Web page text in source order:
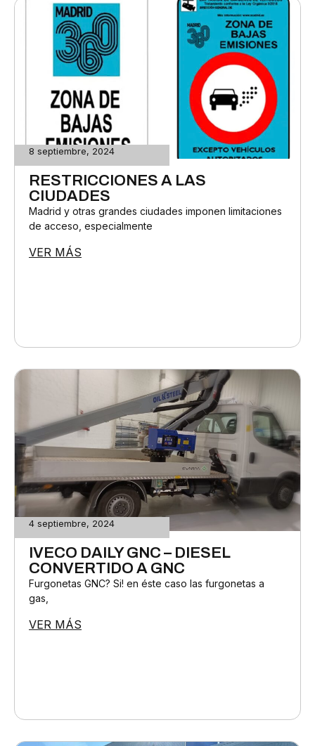
8 septiembre, 2024
RESTRICCIONES A LAS
CIUDADES
Madrid y otras grandes ciudades imponen limitaciones
de acceso, especialmente
VER MÁS
4 septiembre, 2024
IVECO DAILY GNC – DIESEL
CONVERTIDO A GNC
Furgonetas GNC? Si! en éste caso las furgonetas a
gas,
VER MÁS